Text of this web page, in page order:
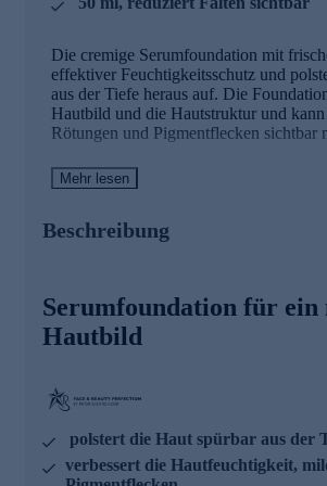
Die cremige Serumfoundation mit
effektiver Feuchtigkeitsschutz und
aus der Tiefe heraus auf. Die
Hautbild und die Hautstruktur und
Rötungen und Pigmentflecken sichtbar
Die Wirkstoffe in der
Black Diamond Komplex
Verbessert optisch die
Verfeinert das Hautbild merklich
Geschmeidigkeit
Kollagen-Mikrosphären penetrieren im
in die Haut und quellen in Anwesenheit
auf.
Mehr lesen
Beschreibung
Serumfoundation für ein
Hautbild
polstert die Haut spürbar aus der
verbessert die Hautfeuchtigkeit,